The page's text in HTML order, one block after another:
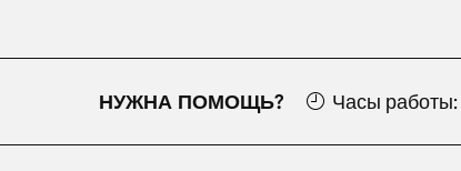
НУЖНА ПОМОЩЬ? Часы работы: